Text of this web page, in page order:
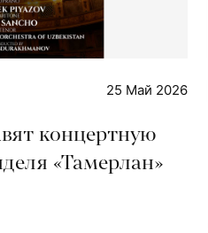
25 Май 2026
концертную
«Тамерлан»